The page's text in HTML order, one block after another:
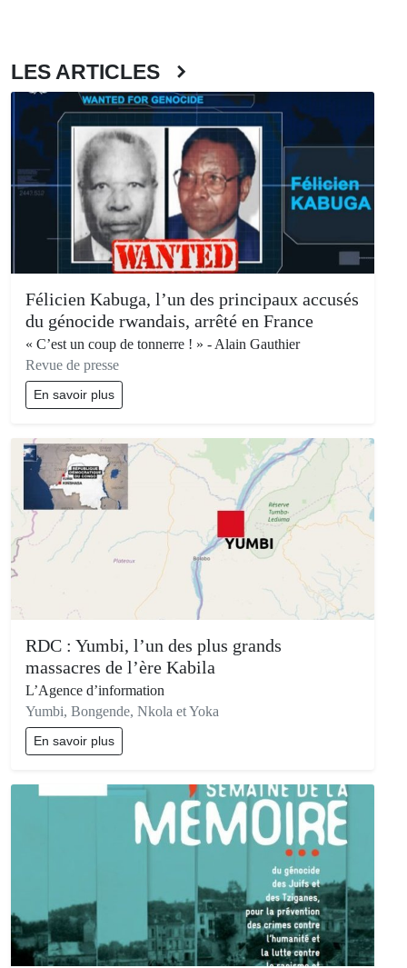
LES ARTICLES
Félicien Kabuga, l’un des principaux accusés
du génocide rwandais, arrêté en France
« C’est un coup de tonnerre ! » - Alain Gauthier
Revue de presse
En savoir plus
RDC : Yumbi, l’un des plus grands
massacres de l’ère Kabila
L’Agence d’information
Yumbi, Bongende, Nkola et Yoka
En savoir plus